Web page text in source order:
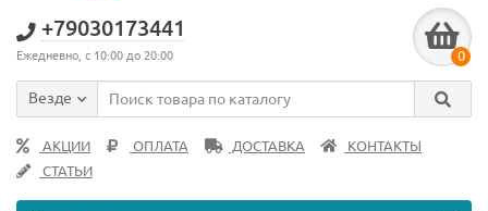
+79030173441
Ежедневно, с 10:00 до 20:00 0
Везде
АКЦИИ ОПЛАТА ДОСТАВКА
КОНТАКТЫ
СТАТЬИ